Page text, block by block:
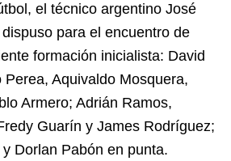
el técnico argentino José
para el encuentro de
formación inicialista: David
Perea, Aquivaldo Mosquera,
Armero; Adrián Ramos,
Guarín y James Rodríguez;
Dorlan Pabón en punta.